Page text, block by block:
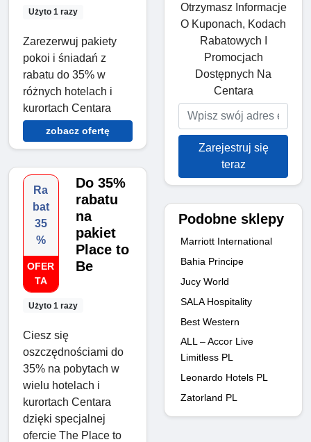
Użyto 1 razy
Zarezerwuj pakiety
pokoi i śniadań z
rabatu do 35% w
różnych hotelach i
kurortach Centara
zobacz ofertę
Ra
bat
35
%
OFER
TA
Użyto 1 razy
Do 35%
rabatu
na
pakiet
Place to
Be
Ciesz się
oszczędnościami do
35% na pobytach w
wielu hotelach i
kurortach Centara
dzięki specjalnej
ofercie The Place to
Otrzymasz Informacje
O Kuponach, Kodach
Rabatowych I
Promocjach
Dostępnych Na
Centara
Zarejestruj się
teraz
Podobne sklepy
Marriott International
Bahia Principe
Jucy World
SALA Hospitality
Best Western
ALL – Accor Live
Limitless PL
Leonardo Hotels PL
Zatorland PL